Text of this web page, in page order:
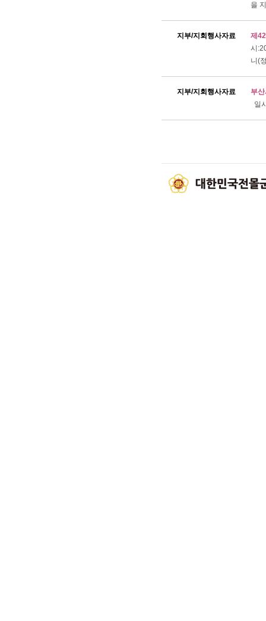
을
지부/지회행사자료
제
시
니(
지부/지회행사자료
부
일